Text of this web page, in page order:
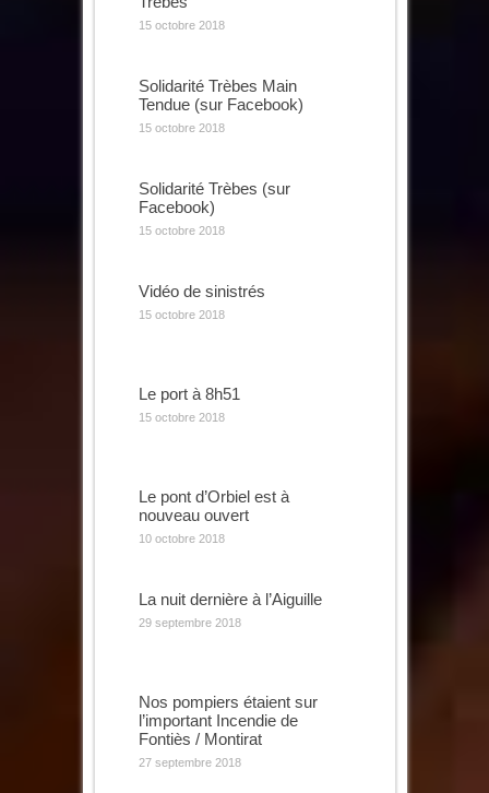
15 octobre 2018
Solidarité Trèbes Main
Tendue (sur Facebook)
15 octobre 2018
Solidarité Trèbes (sur
Facebook)
15 octobre 2018
Vidéo de sinistrés
15 octobre 2018
Le port à 8h51
15 octobre 2018
Le pont d’Orbiel est à
nouveau ouvert
10 octobre 2018
La nuit dernière à l’Aiguille
29 septembre 2018
Nos pompiers étaient sur
l’important Incendie de
Fontiès / Montirat
27 septembre 2018